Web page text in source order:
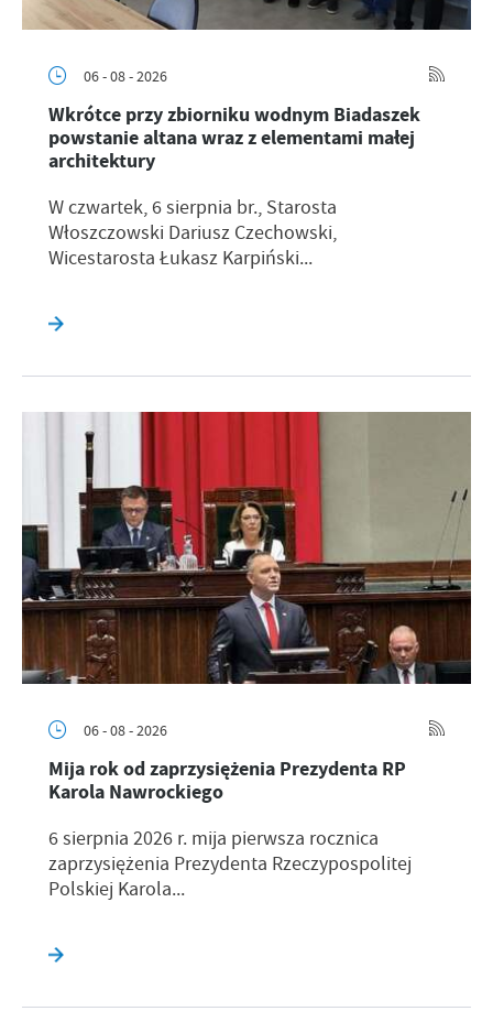
06 - 08 - 2026
Wkrótce przy zbiorniku wodnym Biadaszek
powstanie altana wraz z elementami małej
architektury
W czwartek, 6 sierpnia br., Starosta
Włoszczowski Dariusz Czechowski,
Wicestarosta Łukasz Karpiński...
06 - 08 - 2026
Mija rok od zaprzysiężenia Prezydenta RP
Karola Nawrockiego
6 sierpnia 2026 r. mija pierwsza rocznica
zaprzysiężenia Prezydenta Rzeczypospolitej
Polskiej Karola...